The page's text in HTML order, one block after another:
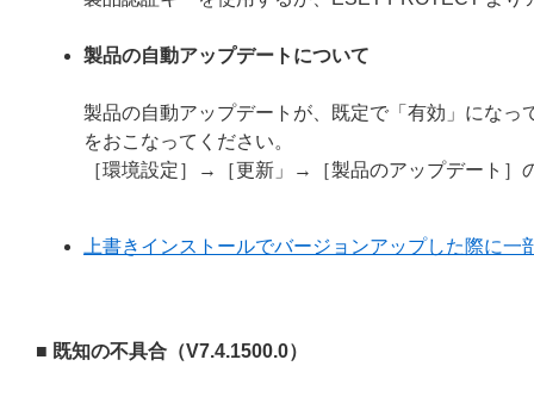
製品の自動アップデートについて
製品の自動アップデートが、既定で「有効」にな
をおこなってください。
［環境設定］→［更新」→［製品のアップデート］
上書きインストールでバージョンアップした際に一
■ 既知の不具合（V7.4.1500.0）